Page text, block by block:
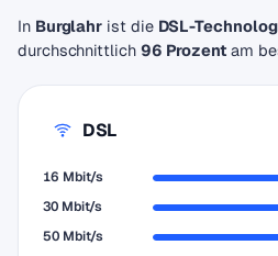
In Burglahr ist die DSL-
durchschnittlich 96 Prozentam
DSL
16 Mbit/s
30 Mbit/s
50 Mbit/s